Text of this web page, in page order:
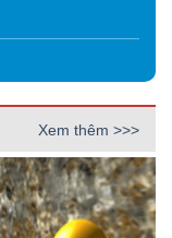
Xem thêm >>>